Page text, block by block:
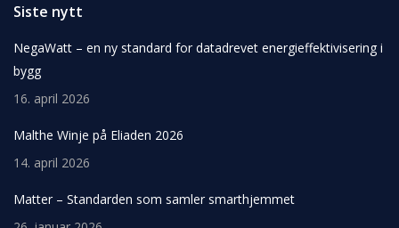
Siste nytt
NegaWatt – en ny standard for datadrevet energieffektivisering i
bygg
16. april 2026
Malthe Winje på Eliaden 2026
14. april 2026
Matter – Standarden som samler smarthjemmet